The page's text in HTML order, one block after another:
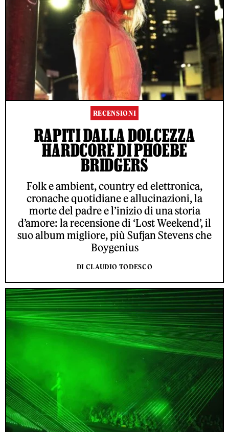
RECENSIONI
RAPITI DALLA DOLCEZZA
HARDCORE DI PHOEBE
BRIDGERS
Folk e ambient, country ed elettronica,
cronache quotidiane e allucinazioni, la
morte del padre e l’inizio di una storia
d’amore: la recensione di ‘Lost Weekend’, il
suo album migliore, più Sufjan Stevens che
Boygenius
DI CLAUDIO TODESCO